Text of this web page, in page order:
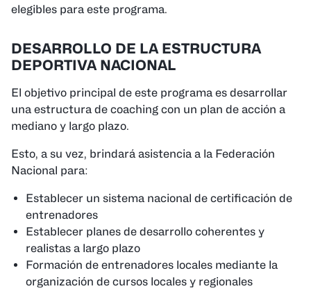
elegibles para este programa.
DESARROLLO DE LA ESTRUCTURA
DEPORTIVA NACIONAL
El objetivo principal de este programa es desarrollar
una estructura de coaching con un plan de acción a
mediano y largo plazo.
Esto, a su vez, brindará asistencia a la Federación
Nacional para:
Establecer un sistema nacional de certificación de
entrenadores
Establecer planes de desarrollo coherentes y
realistas a largo plazo
Formación de entrenadores locales mediante la
organización de cursos locales y regionales